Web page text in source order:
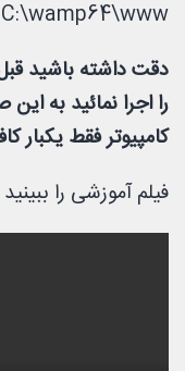
C:\wamp64\www
را اجرا نمائید به
کامپیوتر فقط یکبار
فیلم آموزشی را